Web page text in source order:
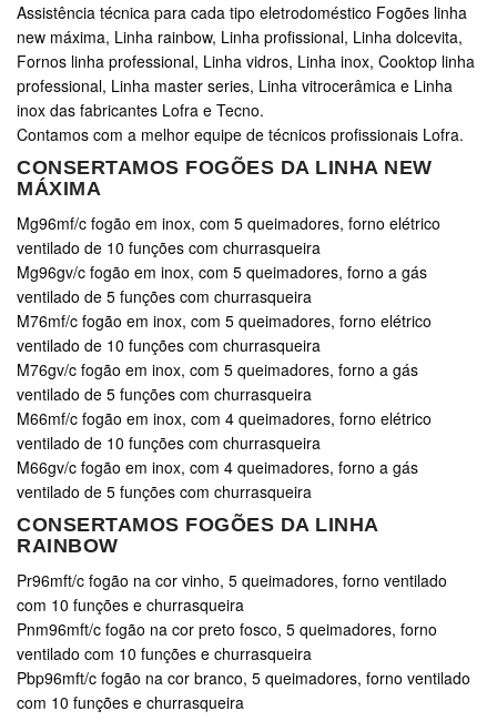
Assistência técnica para cada tipo eletrodoméstico Fogões linha
new máxima, Linha rainbow, Linha profissional, Linha dolcevita,
Fornos linha professional, Linha vidros, Linha inox, Cooktop linha
professional, Linha master series, Linha vitrocerâmica e Linha
inox das fabricantes Lofra e Tecno.
Contamos com a melhor equipe de técnicos profissionais Lofra.
CONSERTAMOS FOGÕES DA LINHA NEW
MÁXIMA
Mg96mf/c fogão em inox, com 5 queimadores, forno elétrico
ventilado de 10 funções com churrasqueira
Mg96gv/c fogão em inox, com 5 queimadores, forno a gás
ventilado de 5 funções com churrasqueira
M76mf/c fogão em inox, com 5 queimadores, forno elétrico
ventilado de 10 funções com churrasqueira
M76gv/c fogão em inox, com 5 queimadores, forno a gás
ventilado de 5 funções com churrasqueira
M66mf/c fogão em inox, com 4 queimadores, forno elétrico
ventilado de 10 funções com churrasqueira
M66gv/c fogão em inox, com 4 queimadores, forno a gás
ventilado de 5 funções com churrasqueira
CONSERTAMOS FOGÕES DA LINHA
RAINBOW
Pr96mft/c fogão na cor vinho, 5 queimadores, forno ventilado
com 10 funções e churrasqueira
Pnm96mft/c fogão na cor preto fosco, 5 queimadores, forno
ventilado com 10 funções e churrasqueira
Pbp96mft/c fogão na cor branco, 5 queimadores, forno ventilado
com 10 funções e churrasqueira